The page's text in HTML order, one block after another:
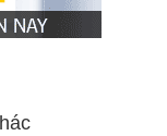
xảy ra ở Việt Nam.
Anderson bị bắt